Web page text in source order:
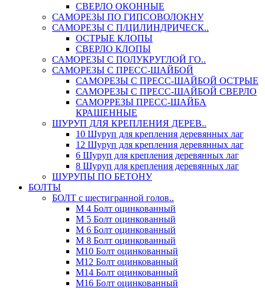
СВЕРЛО ОКОННЫЕ
САМОРЕЗЫ ПО ГИПСОВОЛОКНУ
САМОРЕЗЫ С П/ЦИЛИНДРИЧЕСК..
ОСТРЫЕ КЛОПЫ
СВЕРЛО КЛОПЫ
САМОРЕЗЫ С ПОЛУКРУГЛОЙ ГО..
САМОРЕЗЫ С ПРЕСС-ШАЙБОЙ
САМОРЕЗЫ С ПРЕСС-ШАЙБОЙ ОСТРЫЕ
САМОРЕЗЫ С ПРЕСС-ШАЙБОЙ СВЕРЛО
САМОРРЕЗЫ ПРЕСС-ШАЙБА
КРАШЕННЫЕ
ШУРУП ДЛЯ КРЕПЛЕНИЯ ДЕРЕВ..
10 Шуруп для крепления деревянных лаг
12 Шуруп для крепления деревянных лаг
6 Шуруп для крепления деревянных лаг
8 Шуруп для крепления деревянных лаг
ШУРУПЫ ПО БЕТОНУ
БОЛТЫ
БОЛТ с шестигранной голов..
М 4 Болт оцинкованный
М 5 Болт оцинкованный
М 6 Болт оцинкованный
М 8 Болт оцинкованный
М10 Болт оцинкованный
М12 Болт оцинкованный
М14 Болт оцинкованный
М16 Болт оцинкованный